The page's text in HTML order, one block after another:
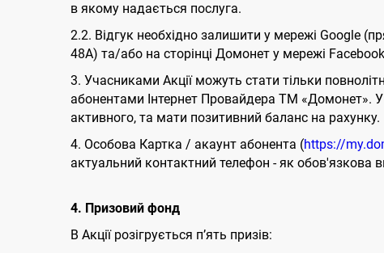
в якому надається послуга.
2.2. Відгук необхідно залишити у мережі Google
48А) та/або на сторінці Домонет у мережі
3. Учасниками Акції можуть стати тільки
абонентами Інтернет Провайдера ТМ «Домонет».
активного, та мати позитивний баланс на рахунку.
4. Особова Картка / акаунт абонента (https://
актуальний контактний телефон - як обов'язкова
4. Призовий фонд
В Акції розігрується п’ять призів: